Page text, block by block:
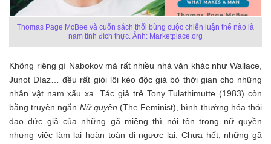
Thomas Page McBee và cuốn sách thổi bùng cuộc chiến luận thế nào là
nam tính đích thực. Ảnh: Marketplace.org
Không riêng gì Nabokov mà rất nhiều nhà văn khác như Wallace,
Junot Díaz… đều rất giỏi lôi kéo độc giả bỏ thời gian cho những
nhân vật nam xấu xa. Tác giả trẻ Tony Tulathimutte (1983) còn
bằng truyện ngắn Nữ quyền (The Feminist), bình thường hóa thói
đạo đức giả của những gã miệng thì nói tôn trọng nữ quyền
nhưng việc làm lại hoàn toàn đi ngược lại. Chưa hết, những gã